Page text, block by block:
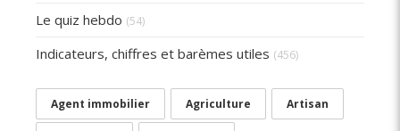
Le quiz hebdo (54)
Indicateurs, chiffres et barèmes utiles (456)
Agent immobilier Agriculture Artisan